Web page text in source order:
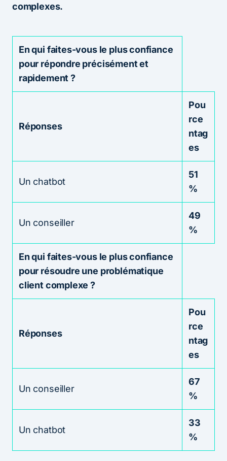
complexes.
En qui faites-vous le plus confiance
pour répondre précisément et
rapidement ?
Réponses
Pou
rce
ntag
es
Un chatbot
51
%
Un conseiller
49
%
En qui faites-vous le plus confiance
pour résoudre une problématique
client complexe ?
Réponses
Pou
rce
ntag
es
Un conseiller
67
%
Un chatbot
33
%